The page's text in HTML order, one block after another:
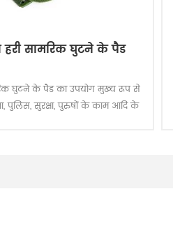
हरी सामरिक घुटने के पैड
घुटने के पैड का उपयोग मुख्य रूप से
पुलिस, सुरक्षा, पुरुषों के काम आदि के